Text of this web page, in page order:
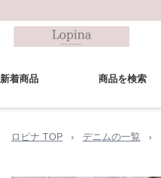
新着商品 商品を検索
ロピナ TOP › デニムの一覧 ›